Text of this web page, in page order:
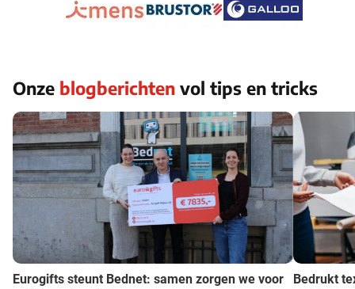
Onze blogberichten vol tips en tricks
Eurogifts steunt Bednet: samen zorgen we voor
Bedrukt